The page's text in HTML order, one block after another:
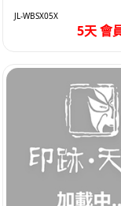
天
JL-WBSX05X
5天 會